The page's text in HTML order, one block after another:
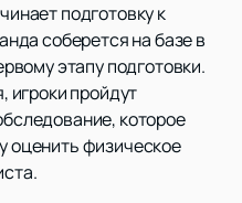
подготовку к
соберется на базе в
этапу подготовки.
игроки пройдут
которое
оценить физическое